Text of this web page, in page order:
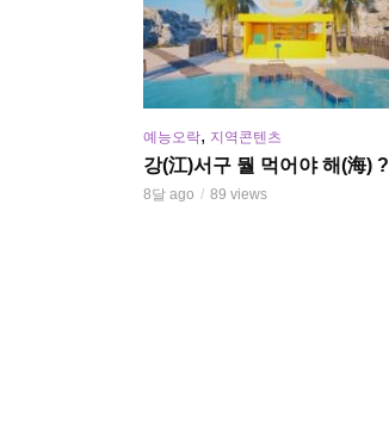
예능오락, 지역콘텐츠
강(江)서구 뭘 먹어야 해(海) ?
8달 ago 89 views